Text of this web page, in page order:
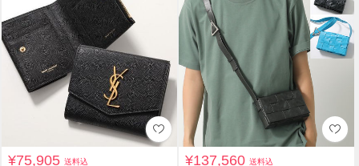
¥75,905送料込 ¥137,560送料込